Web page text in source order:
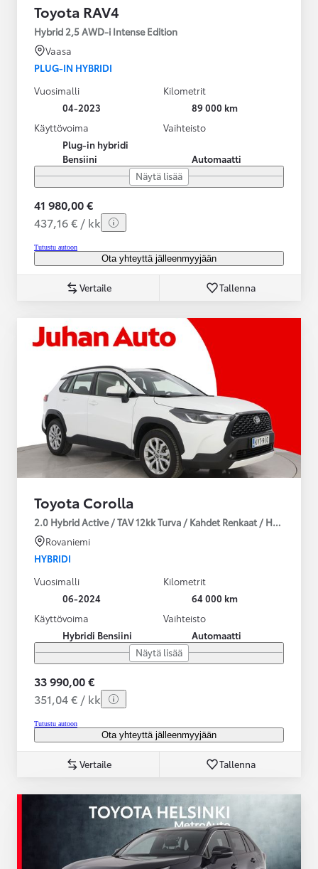
Toyota RAV4
Hybrid 2,5 AWD-i Intense Edition
Vaasa
PLUG-IN HYBRIDI
Vuosimalli
04-2023
Kilometrit
89 000 km
Käyttövoima
Plug-in hybridi
Bensiini
Vaihteisto
Automaatti
Näytä lisää
41 980,00 €
437,16 € / kk
Tutustu autoon
Ota yhteyttä jälleenmyyjään
Vertaile Tallenna
Toyota Corolla
2.0 Hybrid Active / TAV 12kk Turva / Kahdet Renkaat /
Rovaniemi
HYBRIDI
Vuosimalli
06-2024
Kilometrit
64 000 km
Käyttövoima
Hybridi Bensiini
Vaihteisto
Automaatti
Näytä lisää
33 990,00 €
351,04 € / kk
Tutustu autoon
Ota yhteyttä jälleenmyyjään
Vertaile Tallenna